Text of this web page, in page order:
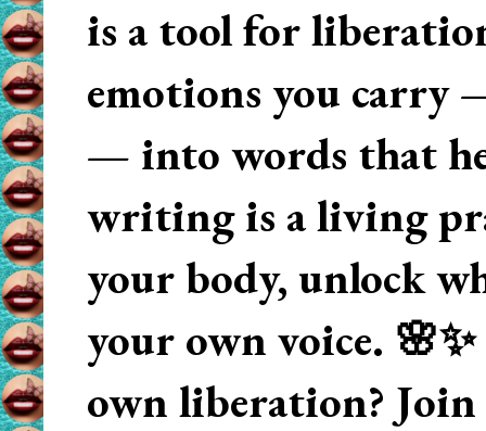
is a tool for
emotions you carry
— into words that
writing is a living
your body, unlock
your own voice.
own liberation? Join